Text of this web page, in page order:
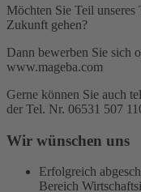
Möchten Sie Teil unseres
Zukunft gehen?
Dann bewerben Sie sich
www.mageba.com
Gerne können Sie auch
der Tel. Nr. 06531 507
Wir wünschen uns
Erfolgreich
Bereich